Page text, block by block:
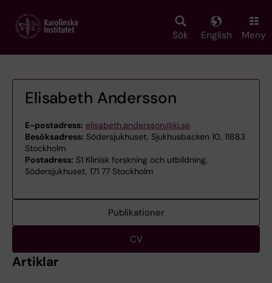
main
Sök English Meny
Elisabeth Andersson
E-postadress: elisabeth.andersson@ki.se
Besöksadress: Södersjukhuset, Sjukhusbacken 10, 11883
Stockholm
Postadress: S1 Klinisk forskning och utbildning,
Södersjukhuset, 171 77 Stockholm
Publikationer
CV
Artiklar